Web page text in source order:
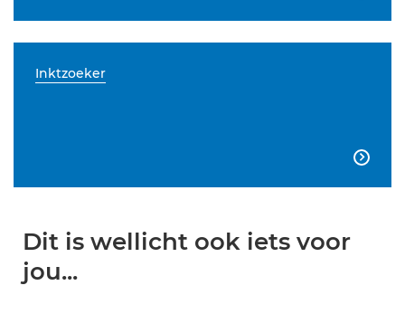
Inktzoeker

Dit is wellicht ook iets voor
jou...